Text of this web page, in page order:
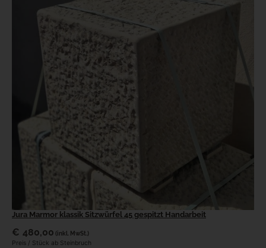
Jura Marmor klassik Sitzwürfel 45 gespitzt Handarbeit
€ 480,00 (inkl. MwSt.)
Preis / Stück ab Steinbruch